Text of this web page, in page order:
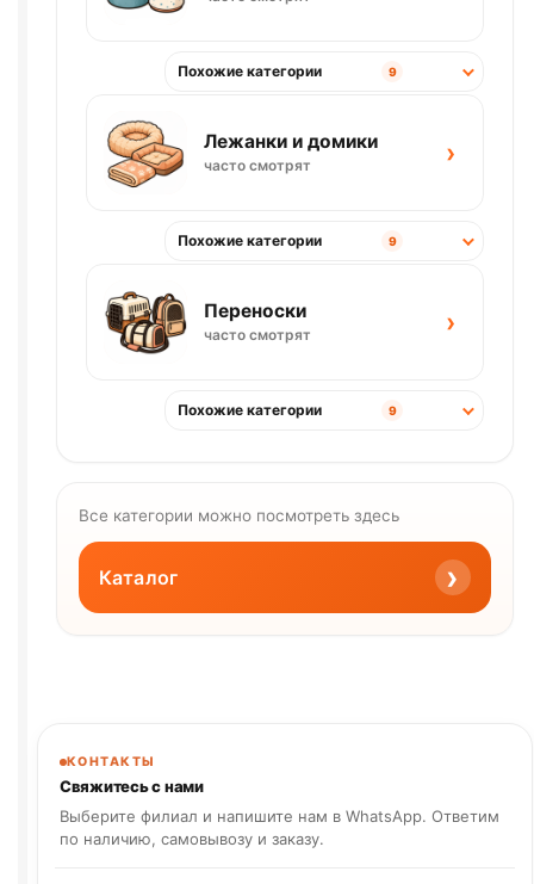
Похожие категории 9
Лежанки и домики
часто смотрят ›
Похожие категории 9
Переноски
часто смотрят ›
Похожие категории 9
Все категории можно посмотреть здесь
Каталог ›
КОНТАКТЫ
Свяжитесь с нами
Выберите филиал и напишите нам в WhatsApp. Ответим
по наличию, самовывозу и заказу.